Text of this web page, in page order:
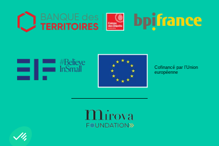
Cofinancé par l’Union
européenne